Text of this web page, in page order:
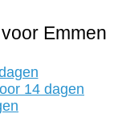
Emmen
14 dagen